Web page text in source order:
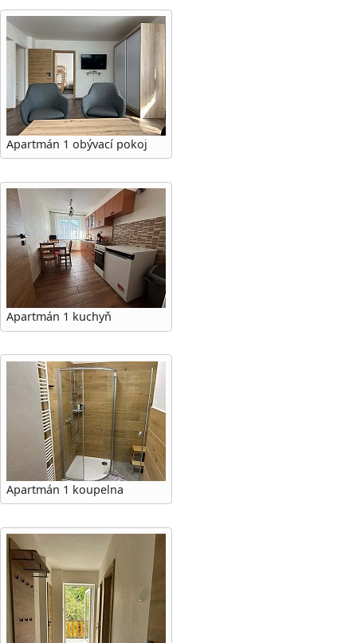
Apartmán 1 obývací pokoj
Apartmán 1 kuchyň
Apartmán 1 koupelna